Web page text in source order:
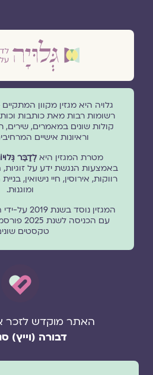
גלויה היא מגזין מקוון
רשומות רבות מאת כותבות
קולות שונים במאמרים, שירים,
וראיונות אישיים
מטרת המגזין היאלְדַבֵּר
באמצעות הנגשת ידע על זוגיות,
רווקות, אירוסין, חיי נישואין,
ומוגנוּת.
המגזין נוסד
טקסטים
האתר מוקדש לזכר
דבורה (וייץ)